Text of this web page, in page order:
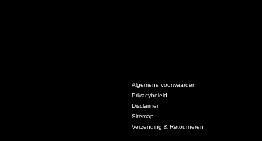
Algemene voorwaarden
Privacybeleid
Disclaimer
Sitemap
Verzending & Retourneren